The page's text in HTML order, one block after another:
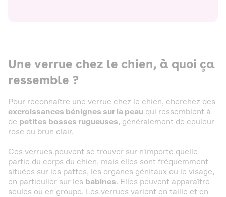
Une verrue chez le chien, à quoi ça
ressemble ?
Pour reconnaître une verrue chez le chien, cherchez des
excroissances bénignes sur la peau qui ressemblent à
de petites bosses rugueuses, généralement de couleur
rose ou brun clair.
Ces verrues peuvent se trouver sur n'importe quelle
partie du corps du chien, mais elles sont fréquemment
situées sur les pattes, les organes génitaux ou le visage,
en particulier sur les babines. Elles peuvent apparaître
seules ou en groupe. Les verrues varient en taille et en